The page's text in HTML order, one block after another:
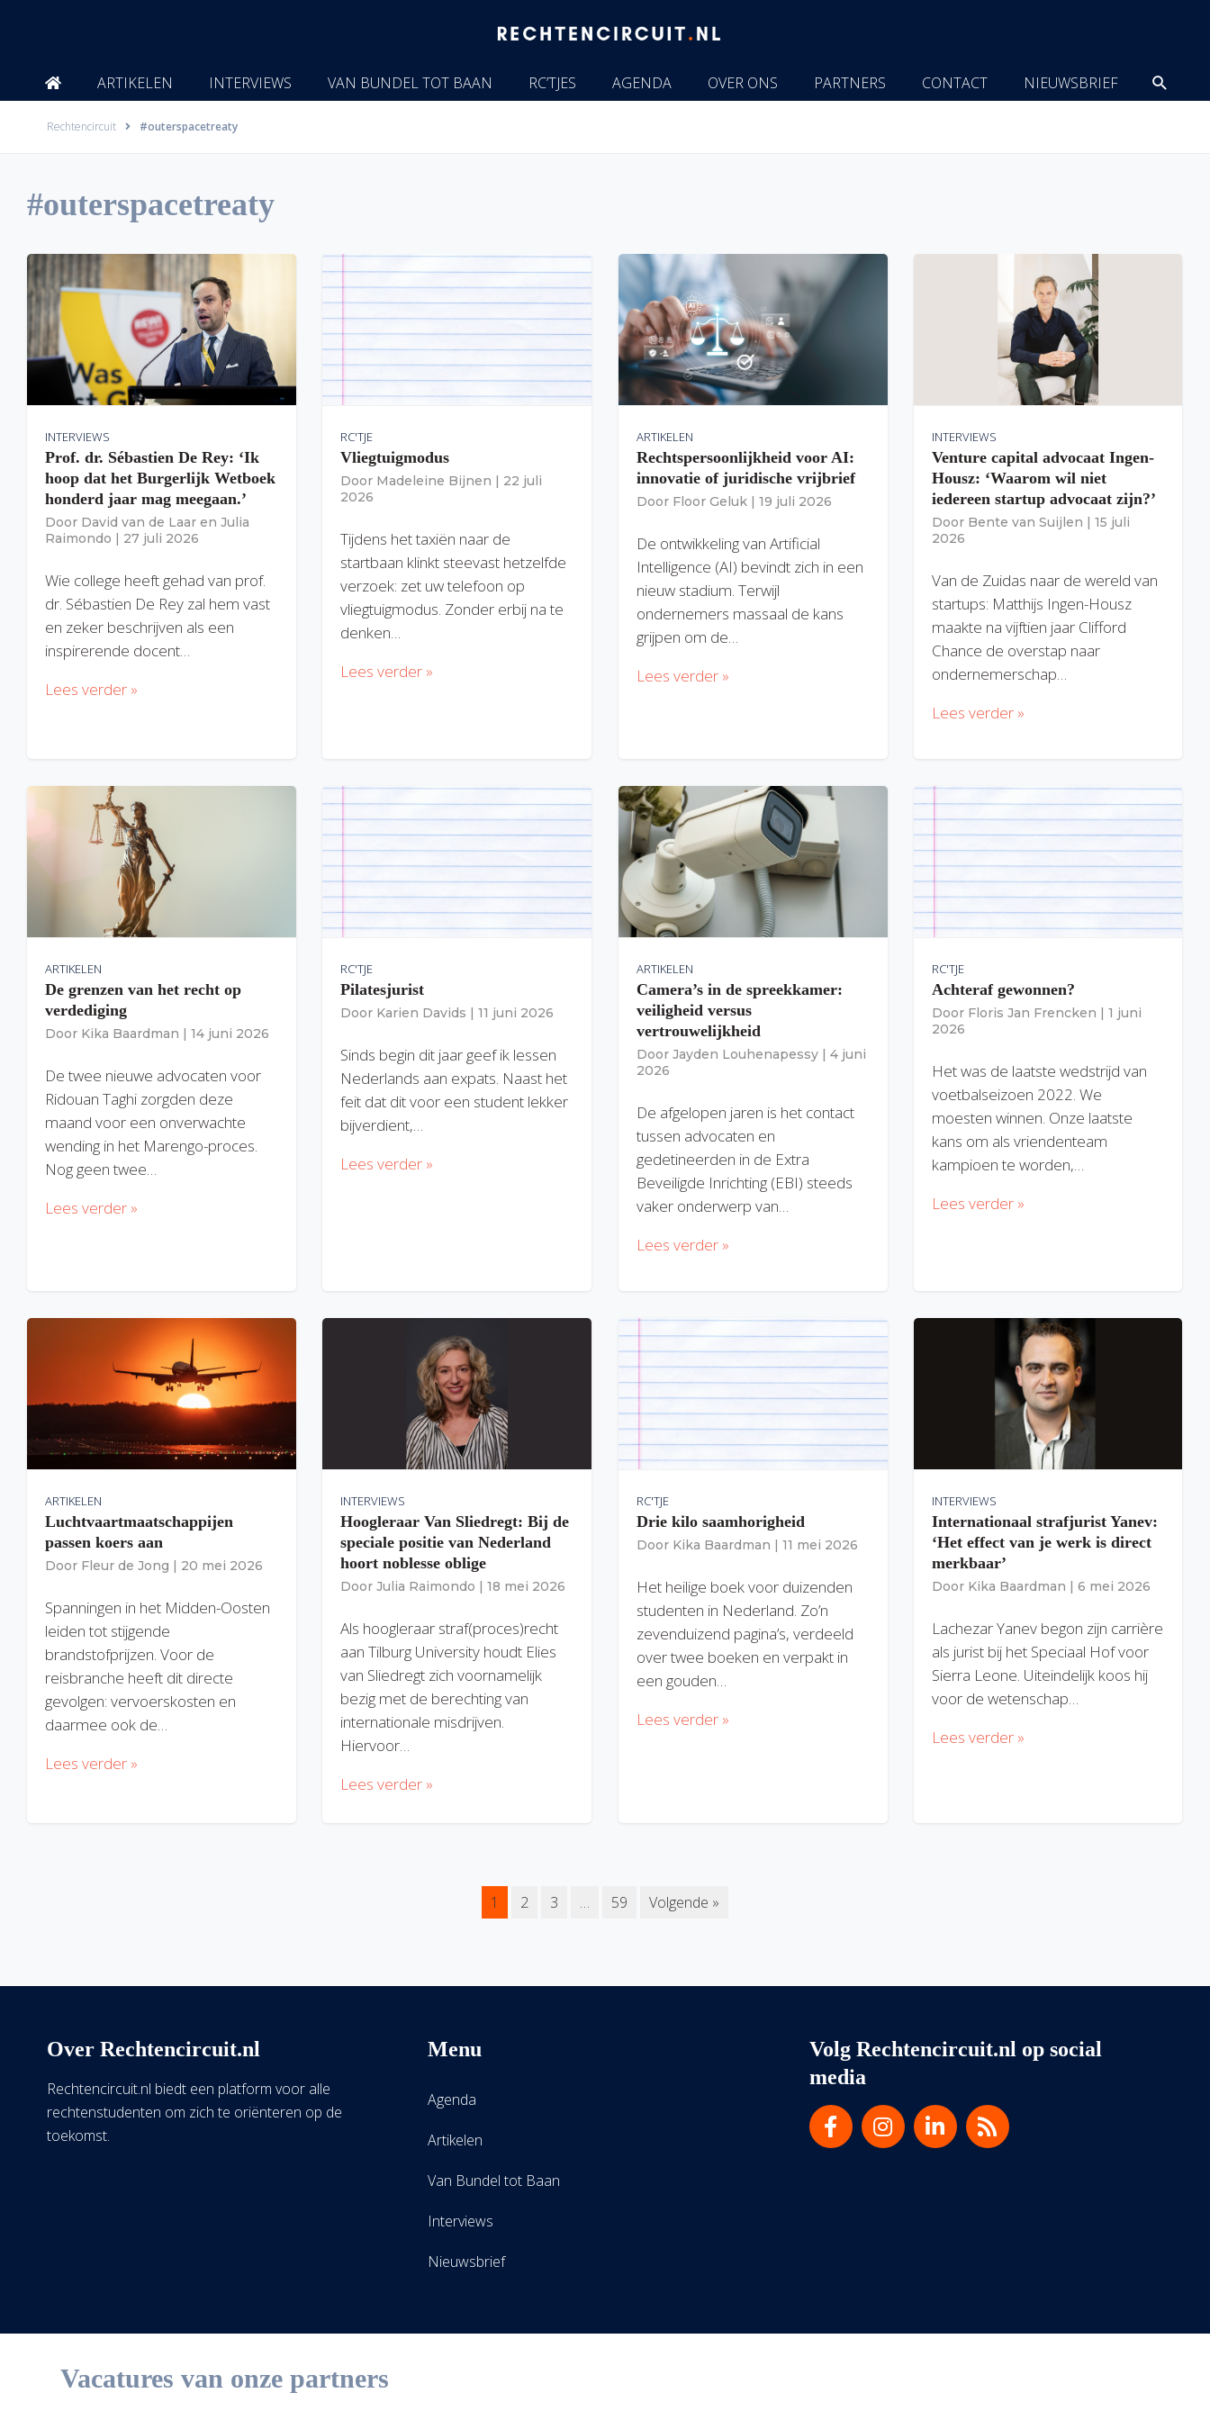
ARTIKELEN INTERVIEWS VAN BUNDEL TOT BAAN RC’TJES AGENDA OVER ONS PARTNERS CONTACT NIEUWSBRIEF
Rechtencircuit #outerspacetreaty
#outerspacetreaty
INTERVIEWS
Prof. dr. Sébastien De Rey: ‘Ik
hoop dat het Burgerlijk Wetboek
honderd jaar mag meegaan.’
Door David van de Laar en Julia
Raimondo | 27 juli 2026
Wie college heeft gehad van prof.
dr. Sébastien De Rey zal hem vast
en zeker beschrijven als een
inspirerende docent…
Lees verder »
RC'TJE
Vliegtuigmodus
Door Madeleine Bijnen | 22 juli
2026
Tijdens het taxiën naar de
startbaan klinkt steevast hetzelfde
verzoek: zet uw telefoon op
vliegtuigmodus. Zonder erbij na te
denken…
Lees verder »
ARTIKELEN
Rechtspersoonlijkheid voor AI:
innovatie of juridische vrijbrief
Door Floor Geluk | 19 juli 2026
De ontwikkeling van Artificial
Intelligence (AI) bevindt zich in een
nieuw stadium. Terwijl
ondernemers massaal de kans
grijpen om de…
Lees verder »
INTERVIEWS
Venture capital advocaat Ingen-
Housz: ‘Waarom wil niet
iedereen startup advocaat zijn?’
Door Bente van Suijlen | 15 juli
2026
Van de Zuidas naar de wereld van
startups: Matthijs Ingen-Housz
maakte na vijftien jaar Clifford
Chance de overstap naar
ondernemerschap…
Lees verder »
ARTIKELEN
De grenzen van het recht op
verdediging
Door Kika Baardman | 14 juni 2026
De twee nieuwe advocaten voor
Ridouan Taghi zorgden deze
maand voor een onverwachte
wending in het Marengo-proces.
Nog geen twee…
Lees verder »
RC'TJE
Pilatesjurist
Door Karien Davids | 11 juni 2026
Sinds begin dit jaar geef ik lessen
Nederlands aan expats. Naast het
feit dat dit voor een student lekker
bijverdient,…
Lees verder »
ARTIKELEN
Camera’s in de spreekkamer:
veiligheid versus
vertrouwelijkheid
Door Jayden Louhenapessy | 4 juni
2026
De afgelopen jaren is het contact
tussen advocaten en
gedetineerden in de Extra
Beveiligde Inrichting (EBI) steeds
vaker onderwerp van…
Lees verder »
RC'TJE
Achteraf gewonnen?
Door Floris Jan Frencken | 1 juni
2026
Het was de laatste wedstrijd van
voetbalseizoen 2022. We
moesten winnen. Onze laatste
kans om als vriendenteam
kampioen te worden,…
Lees verder »
ARTIKELEN
Luchtvaartmaatschappijen
passen koers aan
Door Fleur de Jong | 20 mei 2026
Spanningen in het Midden-Oosten
leiden tot stijgende
brandstofprijzen. Voor de
reisbranche heeft dit directe
gevolgen: vervoerskosten en
daarmee ook de…
Lees verder »
INTERVIEWS
Hoogleraar Van Sliedregt: Bij de
speciale positie van Nederland
hoort noblesse oblige
Door Julia Raimondo | 18 mei 2026
Als hoogleraar straf(proces)recht
aan Tilburg University houdt Elies
van Sliedregt zich voornamelijk
bezig met de berechting van
internationale misdrijven.
Hiervoor…
Lees verder »
RC'TJE
Drie kilo saamhorigheid
Door Kika Baardman | 11 mei 2026
Het heilige boek voor duizenden
studenten in Nederland. Zo’n
zevenduizend pagina’s, verdeeld
over twee boeken en verpakt in
een gouden…
Lees verder »
INTERVIEWS
Internationaal strafjurist Yanev:
‘Het effect van je werk is direct
merkbaar’
Door Kika Baardman | 6 mei 2026
Lachezar Yanev begon zijn carrière
als jurist bij het Speciaal Hof voor
Sierra Leone. Uiteindelijk koos hij
voor de wetenschap…
Lees verder »
1 2 3 … 59 Volgende »
Over Rechtencircuit.nl
Rechtencircuit.nl biedt een platform voor alle
rechtenstudenten om zich te oriënteren op de
toekomst.
Menu
Agenda
Artikelen
Van Bundel tot Baan
Interviews
Nieuwsbrief
Volg Rechtencircuit.nl op social
media
Vacatures van onze partners